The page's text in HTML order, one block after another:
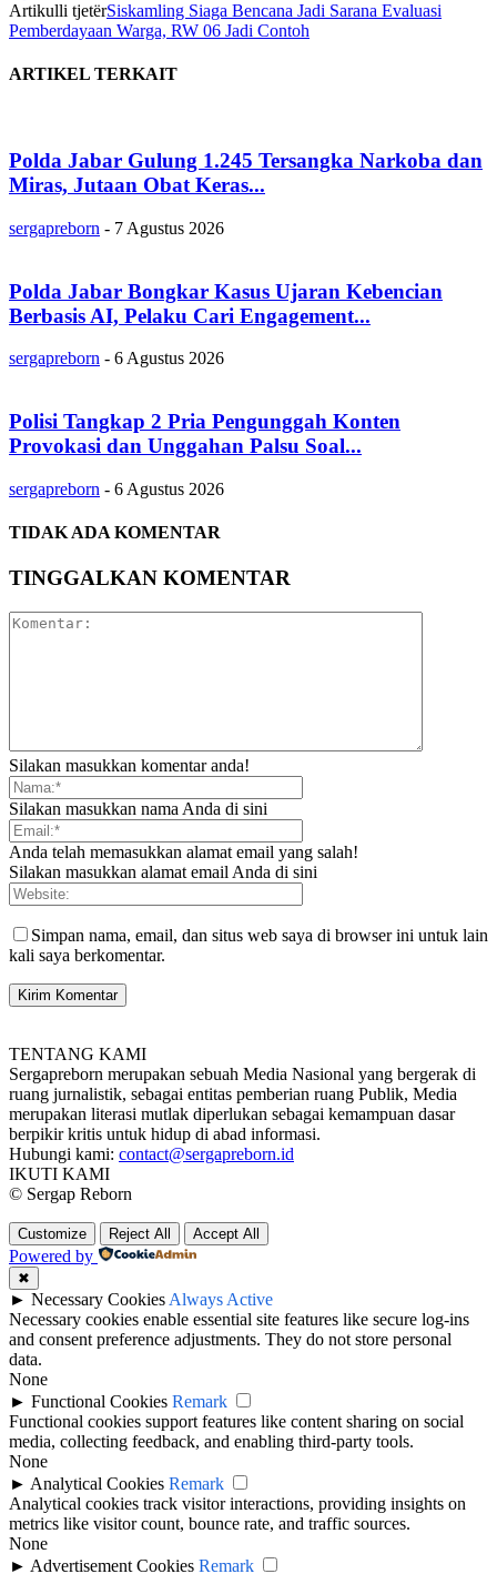
Artikulli tjetërSiskamling Siaga Bencana Jadi Sarana Evaluasi
Pemberdayaan Warga, RW 06 Jadi Contoh
ARTIKEL TERKAIT
Polda Jabar Gulung 1.245 Tersangka Narkoba dan
Miras, Jutaan Obat Keras...
sergapreborn - 7 Agustus 2026
Polda Jabar Bongkar Kasus Ujaran Kebencian
Berbasis AI, Pelaku Cari Engagement...
sergapreborn - 6 Agustus 2026
Polisi Tangkap 2 Pria Pengunggah Konten
Provokasi dan Unggahan Palsu Soal...
sergapreborn - 6 Agustus 2026
TIDAK ADA KOMENTAR
TINGGALKAN KOMENTAR
Silakan masukkan komentar anda!
Silakan masukkan nama Anda di sini
Anda telah memasukkan alamat email yang salah!
Silakan masukkan alamat email Anda di sini
Simpan nama, email, dan situs web saya di browser ini untuk lain
kali saya berkomentar.
TENTANG KAMI
Sergapreborn merupakan sebuah Media Nasional yang bergerak di
ruang jurnalistik, sebagai entitas pemberian ruang Publik, Media
merupakan literasi mutlak diperlukan sebagai kemampuan dasar
berpikir kritis untuk hidup di abad informasi.
Hubungi kami: contact@sergapreborn.id
IKUTI KAMI
© Sergap Reborn
Customize Reject All Accept All
Powered by
✖
► Necessary Cookies Always Active
Necessary cookies enable essential site features like secure log-ins
and consent preference adjustments. They do not store personal
data.
None
► Functional Cookies Remark
Functional cookies support features like content sharing on social
media, collecting feedback, and enabling third-party tools.
None
► Analytical Cookies Remark
Analytical cookies track visitor interactions, providing insights on
metrics like visitor count, bounce rate, and traffic sources.
None
► Advertisement Cookies Remark